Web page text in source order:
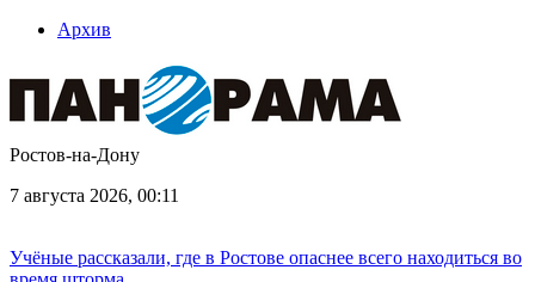
Архив
Ростов-на-Дону
7 августа 2026, 00:11
Учёные рассказали, где в Ростове опаснее всего находиться во